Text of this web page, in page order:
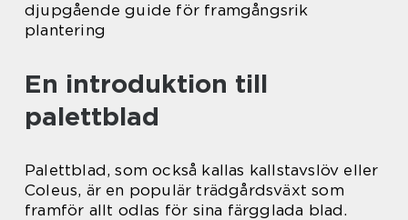
djupgående guide för framgångsrik
plantering
En introduktion till
palettblad
Palettblad, som också kallas kallstavslöv eller
Coleus, är en populär trädgårdsväxt som
framför allt odlas för sina färgglada blad.